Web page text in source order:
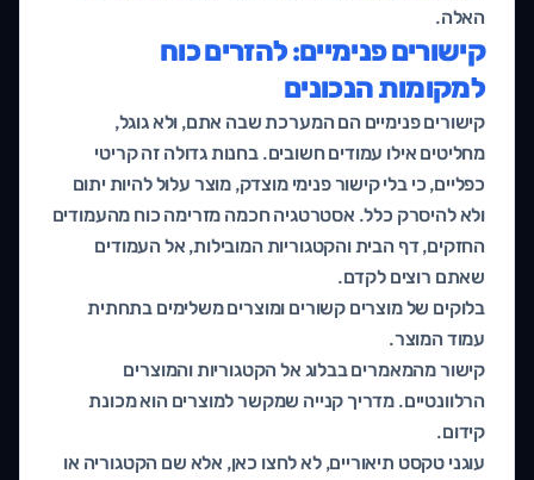
האלה.
קישורים פנימיים: להזרים כוח
למקומות הנכונים
קישורים פנימיים הם המערכת שבה אתם, ולא גוגל,
מחליטים אילו עמודים חשובים. בחנות גדולה זה קריטי
כפליים, כי בלי קישור פנימי מוצדק, מוצר עלול להיות יתום
ולא להיסרק כלל. אסטרטגיה חכמה מזרימה כוח מהעמודים
החזקים, דף הבית והקטגוריות המובילות, אל העמודים
שאתם רוצים לקדם.
בלוקים של מוצרים קשורים ומוצרים משלימים בתחתית
עמוד המוצר.
קישור מהמאמרים בבלוג אל הקטגוריות והמוצרים
הרלוונטיים. מדריך קנייה שמקשר למוצרים הוא מכונת
קידום.
עוגני טקסט תיאוריים, לא לחצו כאן, אלא שם הקטגוריה או